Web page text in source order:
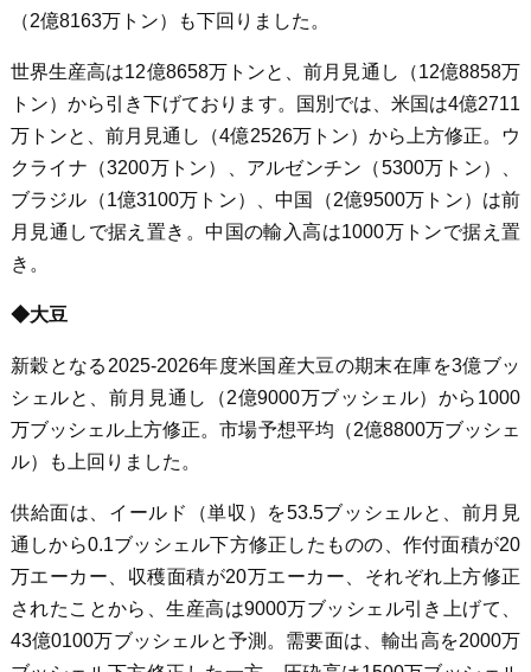
（2億8163万トン）も下回りました。
世界生産高は12億8658万トンと、前月見通し（12億8858万
トン）から引き下げております。国別では、米国は4億2711
万トンと、前月見通し（4億2526万トン）から上方修正。ウ
クライナ（3200万トン）、アルゼンチン（5300万トン）、
ブラジル（1億3100万トン）、中国（2億9500万トン）は前
月見通しで据え置き。中国の輸入高は1000万トンで据え置
き。
◆大豆
新穀となる2025-2026年度米国産大豆の期末在庫を3億ブッ
シェルと、前月見通し（2億9000万ブッシェル）から1000
万ブッシェル上方修正。市場予想平均（2億8800万ブッシェ
ル）も上回りました。
供給面は、イールド（単収）を53.5ブッシェルと、前月見
通しから0.1ブッシェル下方修正したものの、作付面積が20
万エーカー、収穫面積が20万エーカー、それぞれ上方修正
されたことから、生産高は9000万ブッシェル引き上げて、
43億0100万ブッシェルと予測。需要面は、輸出高を2000万